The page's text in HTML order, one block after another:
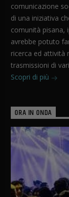
comunicazione
di una iniziativa
comunità pisana,
avrebbe potuto
ricerca ed attività
trasmissioni di
Scopri di più
ORA IN ONDA